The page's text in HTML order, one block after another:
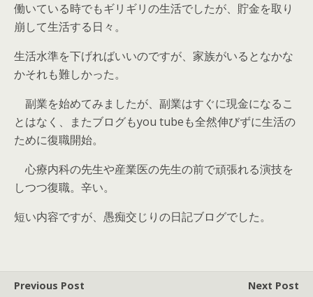
働いている時でもギリギリの生活でしたが、貯金を取り
崩して生活する日々。
生活水準を下げればいいのですが、家族がいるとなかな
かそれも難しかった。
副業を始めてみましたが、副業はすぐに現金になるこ
とはなく、またブログもyou tubeも全然伸びずに生活の
ために復職開始。
心療内科の先生や産業医の先生の前で頑張れる演技を
しつつ復職。辛い。
短い内容ですが、愚痴交じりの日記ブログでした。
Previous Post
Next Post